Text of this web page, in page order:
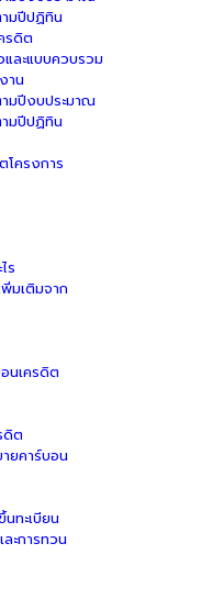
ามปีปฏิทิน
รดิต
และแบบควบรวม
าน
ามปีงบประมาณ
ามปีปฏิทิน
โครงการ
ร
มเติมจาก
นเครดิต
ดิต
ยคาร์บอน
ทะเบียน
ะการทวน